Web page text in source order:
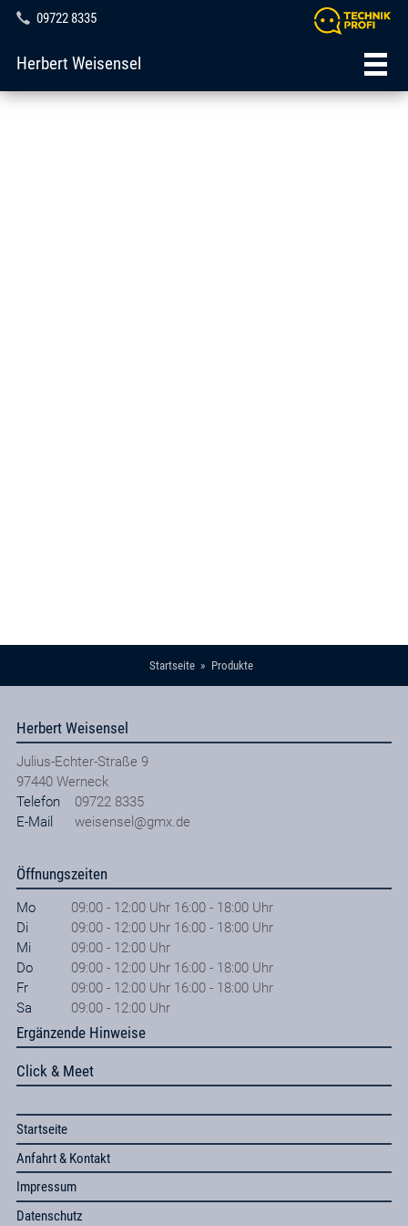
09722 8335
Herbert Weisensel
Startseite Produkte
Herbert Weisensel
Julius-Echter-Straße 9
97440 Werneck
Telefon
09722 8335
E-Mail
weisensel@gmx.de
Öffnungszeiten
Mo
09:00 - 12:00 Uhr 16:00 - 18:00 Uhr
Di
09:00 - 12:00 Uhr 16:00 - 18:00 Uhr
Mi
09:00 - 12:00 Uhr
Do
09:00 - 12:00 Uhr 16:00 - 18:00 Uhr
Fr
09:00 - 12:00 Uhr 16:00 - 18:00 Uhr
Sa
09:00 - 12:00 Uhr
Ergänzende Hinweise
Click & Meet
Startseite
Anfahrt & Kontakt
Impressum
Datenschutz